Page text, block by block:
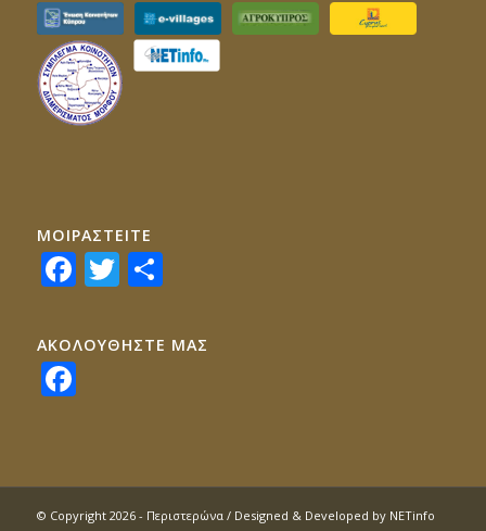
ΜΟΙΡΑΣTEITE
Facebook
Twitter
Share
ΑΚΟΛΟΥΘΗΣΤΕ ΜΑΣ
Facebook
© Copyright 2026 - Περιστερώνα / Designed & Developed by NETinfo